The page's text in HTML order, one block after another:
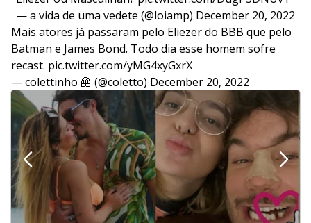
— a vida de uma vedete (@loiamp) December 20, 2022
Mais atores já passaram pelo Eliezer do BBB que pelo
Batman e James Bond. Todo dia esse homem sofre
recast. pic.twitter.com/yMG4xyGxrX
— colettinho 🦺 (@coletto) December 20, 2022